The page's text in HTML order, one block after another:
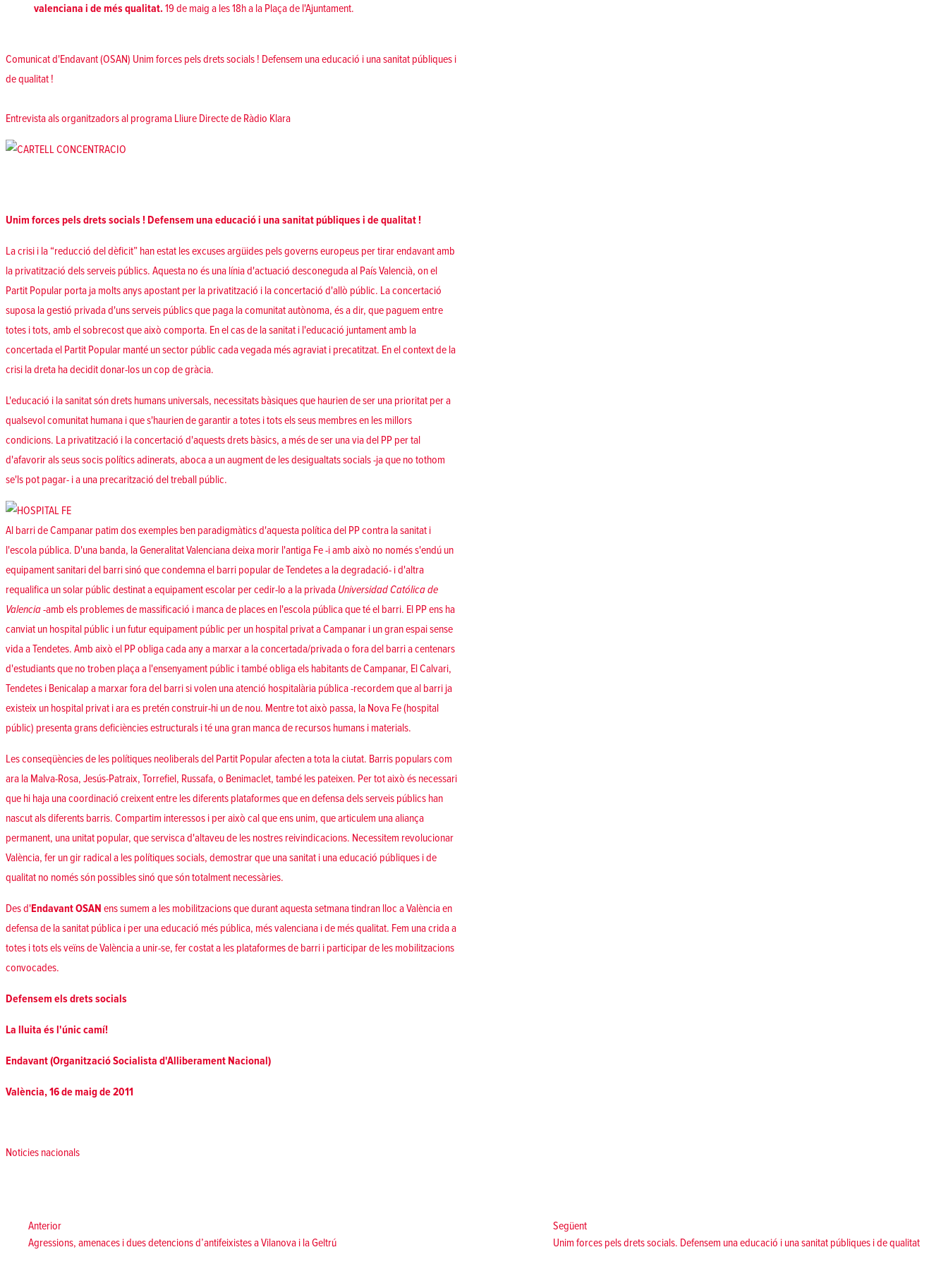
valenciana i de més qualitat.19 de maig a les 18h a la Plaça de l'Ajuntament.
Comunicat d'Endavant (OSAN) Unim forces pels drets socials ! Defensem una educació i una sanitat públiques i
de qualitat !
Entrevista als organitzadors al programa Lliure Directe de Ràdio Klara
Unim forces pels drets socials ! Defensem una educació i una sanitat públiques i de qualitat !
La crisi i la “reducció del dèficit” han estat les excuses argüides pels governs europeus per tirar endavant amb
la privatització dels serveis públics. Aquesta no és una línia d'actuació desconeguda al País Valencià, on el
Partit Popular porta ja molts anys apostant per la privatització i la concertació d'allò públic. La concertació
suposa la gestió privada d'uns serveis públics que paga la comunitat autònoma, és a dir, que paguem entre
totes i tots, amb el sobrecost que això comporta. En el cas de la sanitat i l'educació juntament amb la
concertada el Partit Popular manté un sector públic cada vegada més agraviat i precatitzat. En el context de la
crisi la dreta ha decidit donar-los un cop de gràcia.
L'educació i la sanitat són drets humans universals, necessitats bàsiques que haurien de ser una prioritat per a
qualsevol comunitat humana i que s'haurien de garantir a totes i tots els seus membres en les millors
condicions. La privatització i la concertació d'aquests drets bàsics, a més de ser una via del PP per tal
d'afavorir als seus socis polítics adinerats, aboca a un augment de les desigualtats socials -ja que no tothom
se'ls pot pagar- i a una precarització del treball públic.
Al barri de Campanar patim dos exemples ben paradigmàtics d'aquesta política del PP contra la sanitat i
l'escola pública. D'una banda, la Generalitat Valenciana deixa morir l'antiga Fe -i amb això no només s'endú un
equipament sanitari del barri sinó que condemna el barri popular de Tendetes a la degradació- i d'altra
requalifica un solar públic destinat a equipament escolar per cedir-lo a la privada Universidad Católica de
Valencia-amb els problemes de massificació i manca de places en l'escola pública que té el barri. El PP ens ha
canviat un hospital públic i un futur equipament públic per un hospital privat a Campanar i un gran espai sense
vida a Tendetes. Amb això el PP obliga cada any a marxar a la concertada/privada o fora del barri a centenars
d'estudiants que no troben plaça a l'ensenyament públic i també obliga els habitants de Campanar, El Calvari,
Tendetes i Benicalap a marxar fora del barri si volen una atenció hospitalària pública -recordem que al barri ja
existeix un hospital privat i ara es pretén construir-hi un de nou. Mentre tot això passa, la Nova Fe (hospital
públic) presenta grans deficiències estructurals i té una gran manca de recursos humans i materials.
Les conseqüències de les polítiques neoliberals del Partit Popular afecten a tota la ciutat. Barris populars com
ara la Malva-Rosa, Jesús-Patraix, Torrefiel, Russafa, o Benimaclet, també les pateixen. Per tot això és necessari
que hi haja una coordinació creixent entre les diferents plataformes que en defensa dels serveis públics han
nascut als diferents barris. Compartim interessos i per això cal que ens unim, que articulem una aliança
permanent, una unitat popular, que servisca d'altaveu de les nostres reivindicacions. Necessitem revolucionar
València, fer un gir radical a les polítiques socials, demostrar que una sanitat i una educació públiques i de
qualitat no només són possibles sinó que són totalment necessàries.
Des d'Endavant OSAN ens sumem a les mobilitzacions que durant aquesta setmana tindran lloc a València en
defensa de la sanitat pública i per una educació més pública, més valenciana i de més qualitat. Fem una crida a
totes i tots els veïns de València a unir-se, fer costat a les plataformes de barri i participar de les mobilitzacions
convocades.
Defensem els drets socials
La lluita és l'únic camí!
Endavant (Organització Socialista d'Alliberament Nacional)
València, 16 de maig de 2011
Posted in
Noticies nacionals
d'entradesAnteriorAnterior:
Agressions, amenaces i dues detencions d’antifeixistes a Vilanova i la Geltrú
SegüentSegüent:
Unim forces pels drets socials. Defensem una educació i una sanitat públiques i de qualitat